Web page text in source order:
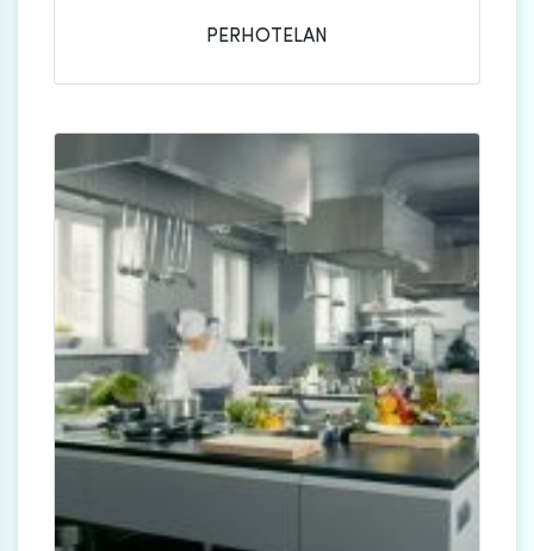
PERHOTELAN